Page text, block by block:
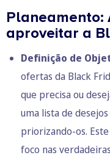
Planeamento:
aproveitar a
Definição de
ofertas da Black
que precisa ou
uma lista de
priorizando-os.
foco nas